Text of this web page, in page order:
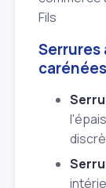
Fils
Serrures
carénées